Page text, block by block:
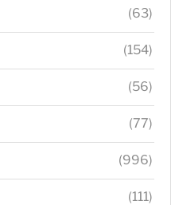
(63)
(154)
(56)
(77)
(996)
(111)